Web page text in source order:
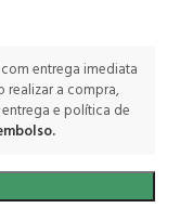
entrega imediata
realizar a compra,
e política de